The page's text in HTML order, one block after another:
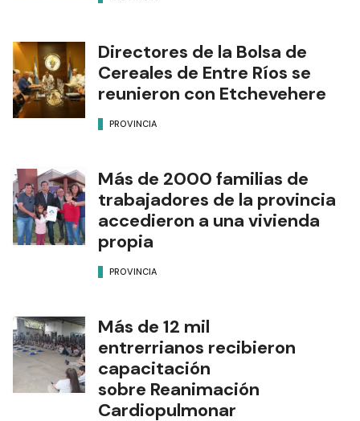
Directores de la Bolsa de
Cereales de Entre Ríos se
reunieron con Etchevehere
PROVINCIA
Más de 2000 familias de
trabajadores de la provincia
accedieron a una vivienda
propia
PROVINCIA
Más de 12 mil
entrerrianos recibieron
capacitación
sobre Reanimación
Cardiopulmonar